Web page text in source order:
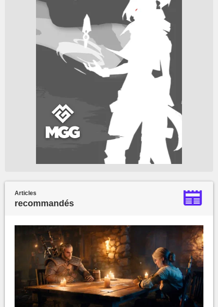
Articles
recommandés